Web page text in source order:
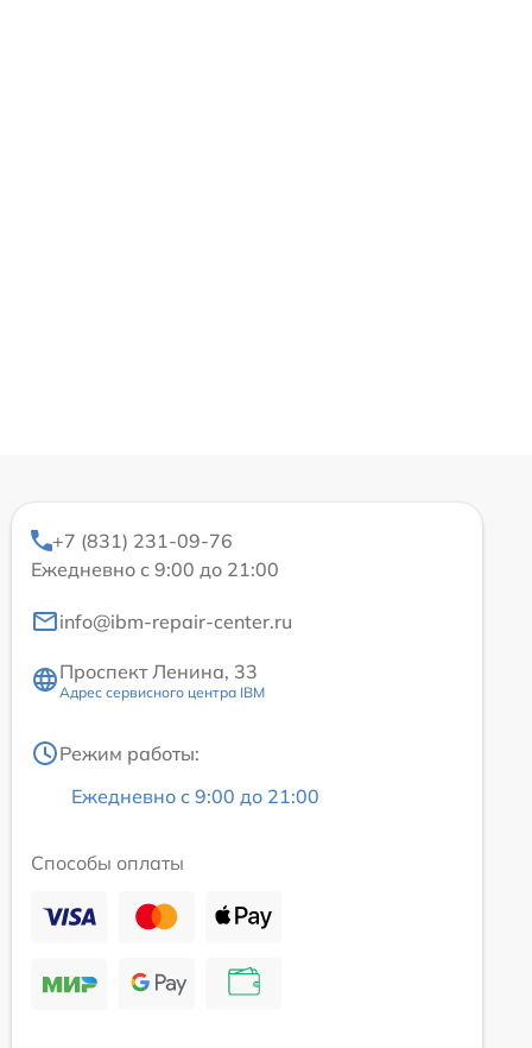
+7 (831) 231-09-76
Ежедневно с 9:00 до 21:00
info@ibm-repair-center.ru
Проспект Ленина, 33
Адрес сервисного центра IBM
Режим работы:
Ежедневно с 9:00 до 21:00
Способы оплаты